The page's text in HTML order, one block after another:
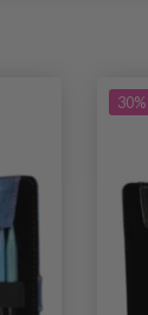
30%